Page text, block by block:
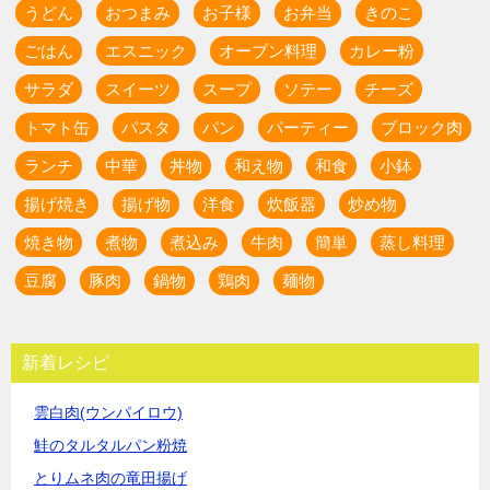
うどん おつまみ お子様 お弁当 きのこ
ごはん エスニック オーブン料理 カレー粉
サラダ スイーツ スープ ソテー チーズ
トマト缶 パスタ パン パーティー ブロック肉
ランチ 中華 丼物 和え物 和食 小鉢
揚げ焼き 揚げ物 洋食 炊飯器 炒め物
焼き物 煮物 煮込み 牛肉 簡単 蒸し料理
豆腐 豚肉 鍋物 鶏肉 麺物
新着レシピ
雲白肉(ウンパイロウ)
鮭のタルタルパン粉焼
とりムネ肉の竜田揚げ